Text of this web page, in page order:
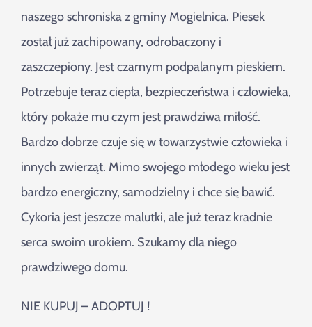
naszego schroniska z gminy Mogielnica. Piesek
został już zachipowany, odrobaczony i
zaszczepiony. Jest czarnym podpalanym pieskiem.
Potrzebuje teraz ciepła, bezpieczeństwa i człowieka,
który pokaże mu czym jest prawdziwa miłość.
Bardzo dobrze czuje się w towarzystwie człowieka i
innych zwierząt. Mimo swojego młodego wieku jest
bardzo energiczny, samodzielny i chce się bawić.
Cykoria jest jeszcze malutki, ale już teraz kradnie
serca swoim urokiem. Szukamy dla niego
prawdziwego domu.
NIE KUPUJ – ADOPTUJ !